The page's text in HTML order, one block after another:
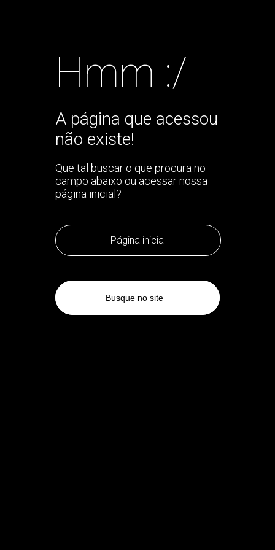
Hmm :/
A página que acessou
não existe!
Que tal buscar o que procura no
campo abaixo ou acessar nossa
página inicial?
Página inicial